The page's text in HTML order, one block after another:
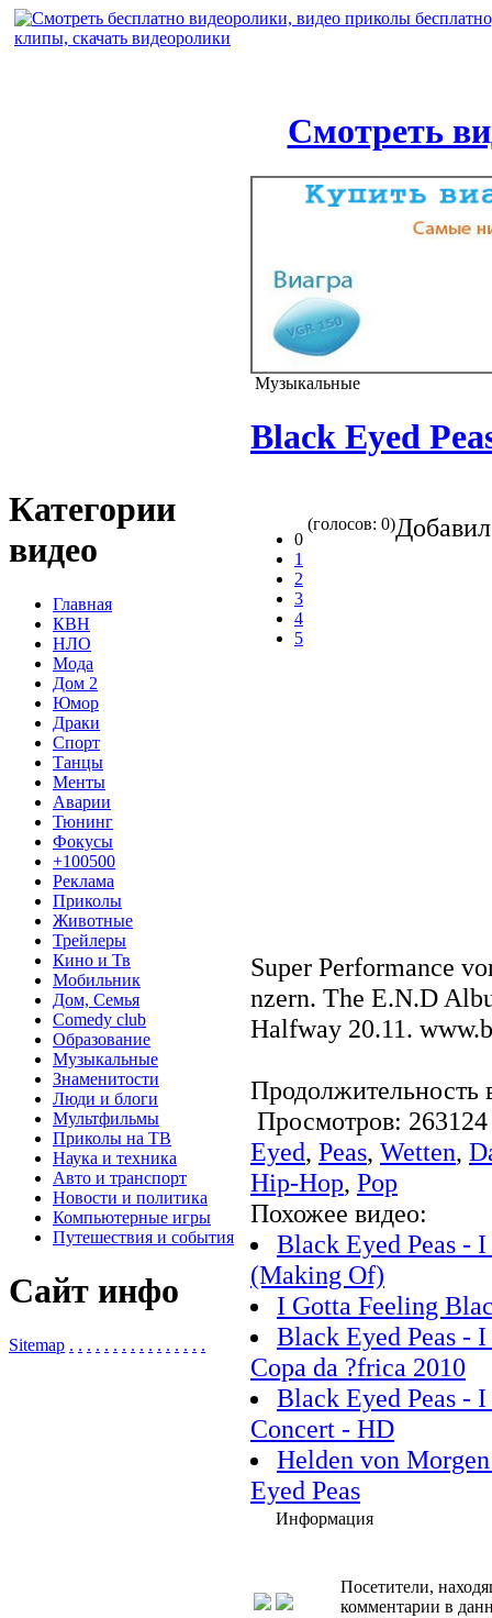
Смотреть
Категории
видео
Главная
КВН
НЛО
Мода
Дом 2
Юмор
Драки
Спорт
Танцы
Менты
Аварии
Тюнинг
Фокусы
+100500
Реклама
Приколы
Животные
Трейлеры
Кино и Тв
Мобильник
Дом, Семья
Comedy club
Образование
Музыкальные
Знаменитости
Люди и блоги
Мультфильмы
Приколы на ТВ
Наука и техника
Авто и транспорт
Новости и политика
Компьютерные игры
Путешествия и события
Сайт инфо
Sitemap . . . . . . . . . . . . . . . .
Музыкальные
Black Eyed
0
1
2
3
4
5
(голосов: 0)
Super Performance
nzern. The E.N.D
Halfway 20.11.
Продолжительность
Просмотров:
Eyed, Peas, Wetten,
Hip-Hop, Pop
Похожее видео:
Black Eyed Peas -
(Making Of)
I Gotta Feeling
Black Eyed Peas -
Copa da ?frica 2010
Black Eyed Peas -
Concert - HD
Helden von
Eyed Peas
Информация
Посетители,
комментарии в